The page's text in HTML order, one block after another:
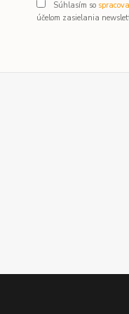
Súhlasím so
účelom zasielania